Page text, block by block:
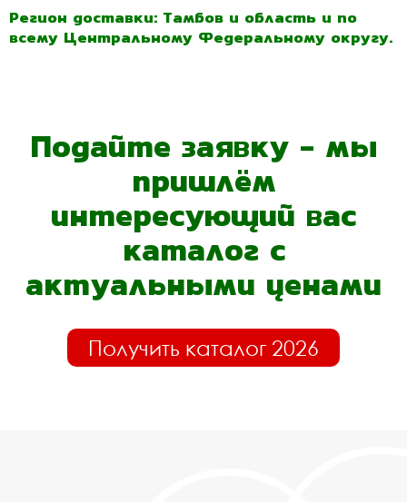
Регион доставки: Тамбов и область и по
всему Центральному Федеральному округу.
Подайте заявку - мы
пришлём
интересующий вас
каталог с
актуальными ценами
Получить каталог 2026